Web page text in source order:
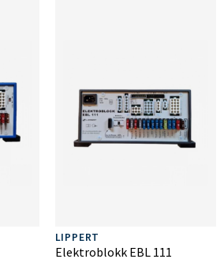
LIPPERT
Elektroblokk EBL 111